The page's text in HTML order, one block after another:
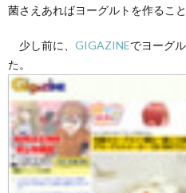
可能
さて
お味
は？
4.
まと
め
菌さえあればヨーグルトを作ること
少し前に、 GIGAZINEでヨーグ
た。